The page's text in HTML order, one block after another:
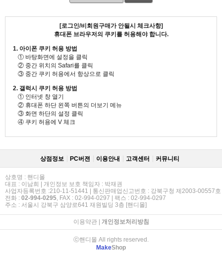
[로그인/비회원구매가 안될시 체크사항]
휴대폰 브라우저의 쿠키를 허용해야 합니다.
1. 아이폰 쿠키 허용 방법
① 바탕화면에 설정을 클릭
② 중간 위치의 Safari를 클릭
③ 중간 쿠키 허용에서 항상으로 클릭
2. 갤럭시 쿠키 허용 방법
① 인터넷 창 열기
② 휴대폰 하단 왼쪽 버튼의 더보기 메뉴
③ 화면 하단의 설정 클릭
④ 쿠키 허용에 V 체크
상점정보 PC버젼 이용안내 고객센터 커뮤니티
상호명 : 핸디몰
대표 : 이남희 | 개인정보 보호 책임자 : 박재권
사업자등록번호 :210-11-51441 | 통신판매업신고번호 : 강북구청 제2003-00557호
전화 : 02-994-0295 , FAX : 02-994-0297 | 팩스 : 02-994-0297
주소 : 서울시 강북구 삼양로641 재원빌딩 3층 [핸디몰]
이용약관| 개인정보처리방침
ⓒ핸디몰 All rights reserved.
MakeShop